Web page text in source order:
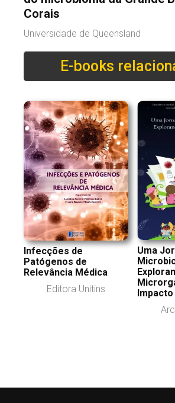
Corais
Universidade de Queensland
E-books
Infecções de
Patógenos de
Relevância Médica
Editora Unitins
Uma